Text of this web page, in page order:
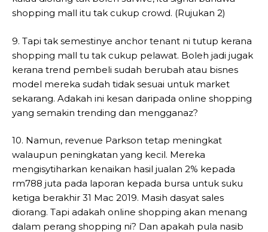
shopping mall itu tak cukup crowd. (Rujukan 2)
9. Tapi tak semestinye anchor tenant ni tutup kerana
shopping mall tu tak cukup pelawat. Boleh jadi jugak
kerana trend pembeli sudah berubah atau bisnes
model mereka sudah tidak sesuai untuk market
sekarang. Adakah ini kesan daripada online shopping
yang semakin trending dan mengganaz?
10. Namun, revenue Parkson tetap meningkat
walaupun peningkatan yang kecil. Mereka
mengisytiharkan kenaikan hasil jualan 2% kepada
rm788 juta pada laporan kepada bursa untuk suku
ketiga berakhir 31 Mac 2019. Masih dasyat sales
diorang. Tapi adakah online shopping akan menang
dalam perang shopping ni? Dan apakah pula nasib